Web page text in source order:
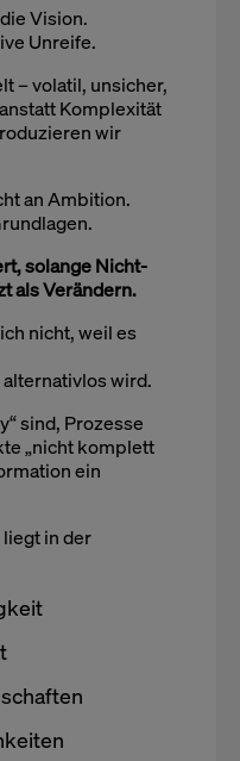
Vision.
Unreife.
– volatil, unsicher,
Komplexität
wir
an Ambition.
solange Nicht-
als Verändern.
nicht, weil es
wird.
sind, Prozesse
„nicht komplett
ein
in der